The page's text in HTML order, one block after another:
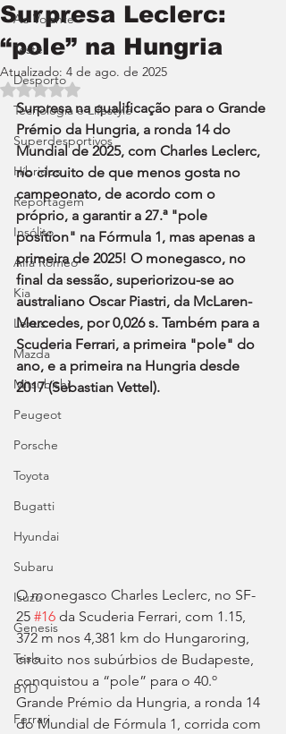
Ao Volante
Teste
Desporto
Tecnologia e Lifestyle
Superdesportivos
Híbridos
Reportagem
Insólito
Alfa Romeo
Kia
Lexus
Mazda
Mitsubishi
Peugeot
Porsche
Toyota
Bugatti
Hyundai
Subaru
Isuzu
Genesis
Tesla
BYD
Ferrari
Surpresa Leclerc:
“pole” na Hungria
Atualizado: 4 de ago. de 2025
Avaliado com NaN de 5 estrelas.
Surpresa na qualificação para o Grande
Prémio da Hungria, a ronda 14 do
Mundial de 2025, com Charles Leclerc,
no circuito de que menos gosta no
campeonato, de acordo com o
próprio, a garantir a 27.ª "pole
position" na Fórmula 1, mas apenas a
primeira de 2025! O monegasco, no
final da sessão, superiorizou-se ao
australiano Oscar Piastri, da McLaren-
Mercedes, por 0,026 s. Também para a
Scuderia Ferrari, a primeira "pole" do
ano, e a primeira na Hungria desde
2017 (Sebastian Vettel).
O monegasco Charles Leclerc, no SF-
25 #16 da Scuderia Ferrari, com 1.15,
372 m nos 4,381 km do Hungaroring,
circuito nos subúrbios de Budapeste,
conquistou a “pole” para o 40.º
Grande Prémio da Hungria, a ronda 14
do Mundial de Fórmula 1, corrida com